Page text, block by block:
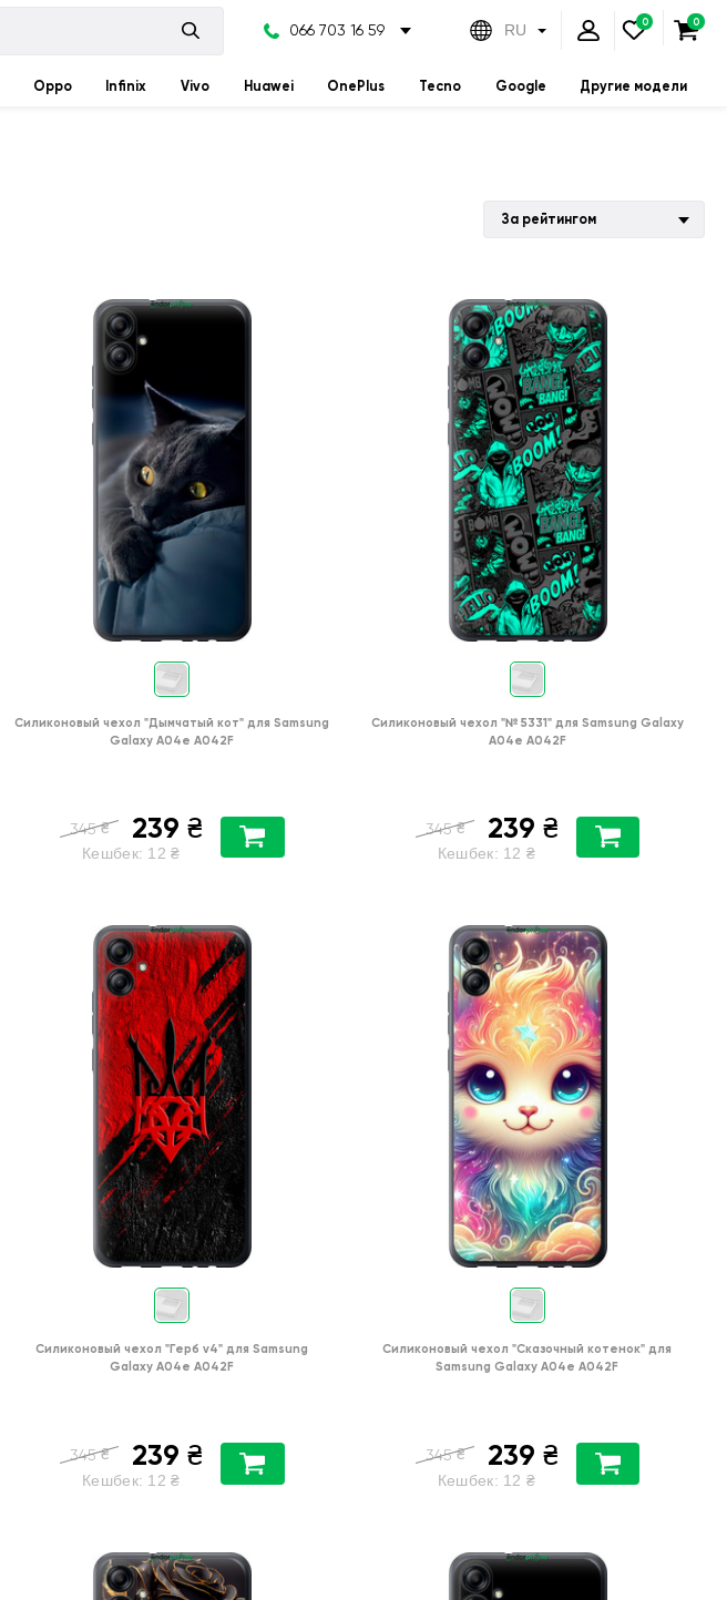
066 703 16 59 RU
Oppo Infinix Vivo Huawei OnePlus Tecno Google Другие модели
За рейтингом
Силиконовый чехол "Дымчатый кот" для Samsung
Galaxy A04e A042F
345 ₴ 239 ₴
Кешбек: 12 ₴
Силиконовый чехол "№ 5331" для Samsung Galaxy
A04e A042F
345 ₴ 239 ₴
Кешбек: 12 ₴
Силиконовый чехол "Герб v4" для Samsung
Galaxy A04e A042F
345 ₴ 239 ₴
Кешбек: 12 ₴
Силиконовый чехол "Сказочный котенок" для
Samsung Galaxy A04e A042F
345 ₴ 239 ₴
Кешбек: 12 ₴